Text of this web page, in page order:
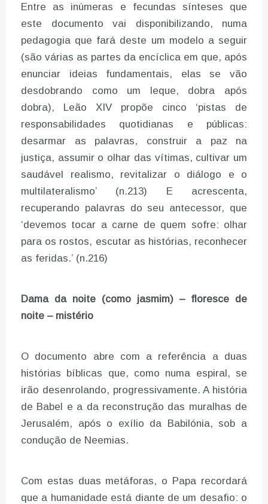
Entre as inúmeras e fecundas sínteses que
este documento vai disponibilizando, numa
pedagogia que fará deste um modelo a seguir
(são várias as partes da encíclica em que, após
enunciar ideias fundamentais, elas se vão
desdobrando como um leque, dobra após
dobra), Leão XIV propõe cinco ‘pistas de
responsabilidades quotidianas e públicas:
desarmar as palavras, construir a paz na
justiça, assumir o olhar das vítimas, cultivar um
saudável realismo, revitalizar o diálogo e o
multilateralismo’ (n.213) E acrescenta,
recuperando palavras do seu antecessor, que
‘devemos tocar a carne de quem sofre: olhar
para os rostos, escutar as histórias, reconhecer
as feridas.’ (n.216)
Dama da noite (como jasmim) – floresce de
noite – mistério
O documento abre com a referência a duas
histórias bíblicas que, como numa espiral, se
irão desenrolando, progressivamente. A história
de Babel e a da reconstrução das muralhas de
Jerusalém, após o exílio da Babilónia, sob a
condução de Neemias.
Com estas duas metáforas, o Papa recordará
que a humanidade está diante de um desafio: o